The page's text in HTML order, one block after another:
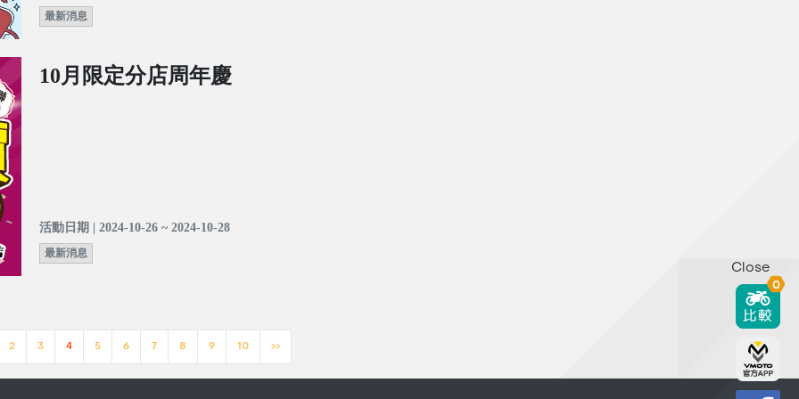
最新消息
10月限定分店周年慶
活動日期 | 2024-10-26 ~ 2024-10-28
最新消息
2 3 4 5 6 7 8 9 10 >>
Close
0